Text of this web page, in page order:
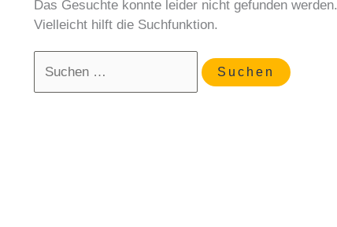
Das Gesuchte konnte leider nicht gefunden werden.
Vielleicht hilft die Suchfunktion.
nach: